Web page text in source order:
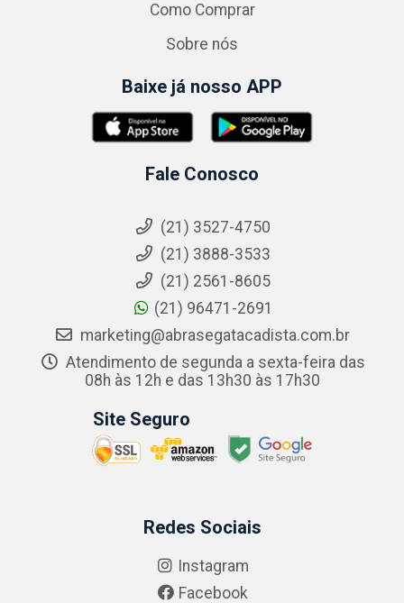
Como Comprar
Sobre nós
Baixe já nosso APP
Fale Conosco
(21) 3527-4750
(21) 3888-3533
(21) 2561-8605
(21) 96471-2691
marketing@abrasegatacadista.com.br
Atendimento de segunda a sexta-feira das
08h às 12h e das 13h30 às 17h30
Site Seguro
Redes Sociais
Instagram
Facebook